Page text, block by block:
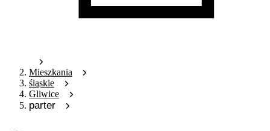
Mieszkania
śląskie
Gliwice
parter